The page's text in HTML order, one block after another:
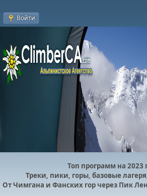
Войти
Топ программ на 2023
Треки, пики, горы, базовые
От Чимгана и Фанских гор через Пик